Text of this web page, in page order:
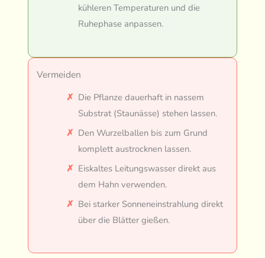
kühleren Temperaturen und die
Ruhephase anpassen.
Vermeiden
Die Pflanze dauerhaft in nassem
Substrat (Staunässe) stehen lassen.
Den Wurzelballen bis zum Grund
komplett austrocknen lassen.
Eiskaltes Leitungswasser direkt aus
dem Hahn verwenden.
Bei starker Sonneneinstrahlung direkt
über die Blätter gießen.